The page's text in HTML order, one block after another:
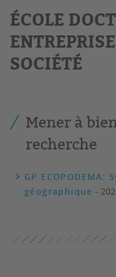
ÉCOLE
SOCIÉTÉ
Mener à
recherche
GP
géographique -